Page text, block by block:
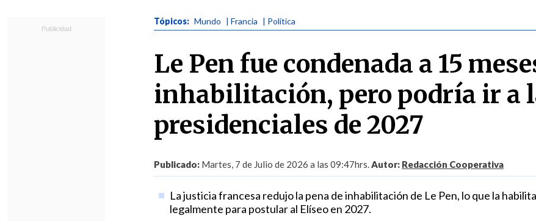
Tópicos: Mundo | Francia | Política
Le Pen fue condenada a 15
inhabilitación, pero podría ir a
presidenciales de 2027
Publicado: Martes, 7 de Julio de 2026 a las 09:47hrs.Autor: Redacción Cooperativa
La justicia francesa redujo la pena de inhabilitación de Le Pen, lo que la habilita
legalmente para postular al Elíseo en 2027.